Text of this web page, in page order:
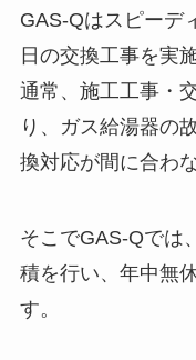
GAS-Qはスピーデ
日の交換工事を実
通常、施工工事・
り、ガス給湯器の
換対応が間に合わ
そこでGAS-Qでは
積を行い、年中無
す。